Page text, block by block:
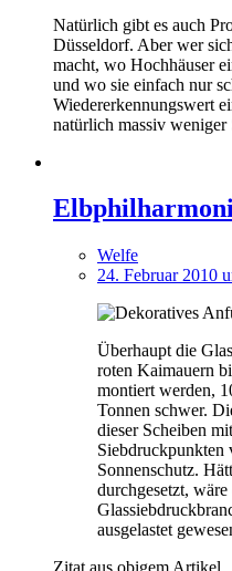
Natürlich gibt es auch
Düsseldorf. Aber wer
macht, wo Hochhäuser
und wo sie einfach nur
Wiedererkennungswert
natürlich massiv weniger
Welfe
24. Februar 2010
Überhaupt die
roten Kaimauern
montiert werden,
Tonnen schwer.
dieser Scheiben
Siebdruckpunkten
Sonnenschutz.
durchgesetzt,
ausgelastet